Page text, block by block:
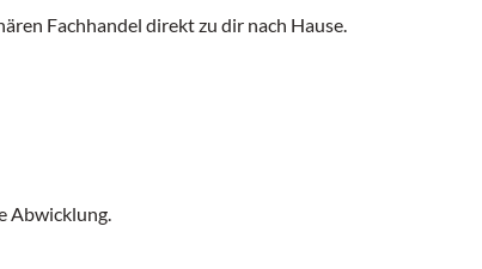
Fachhandel direkt zu dir nach Hause.
Abwicklung.